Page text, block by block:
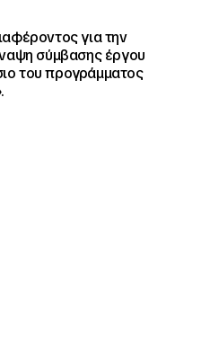
για την
σύμβασης έργου
του προγράμματος